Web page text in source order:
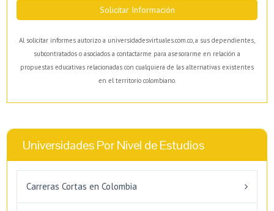
Solicitar Información
Al solicitar informes autorizo a universidadesvirtuales.com.co, a sus dependientes,
subcontratados o asociados a contactarme para asesorarme en relación a
propuestas educativas relacionadas con cualquiera de las alternativas existentes
en el territorio colombiano.
Universidades Por Nivel de Estudios
Carreras Cortas en Colombia